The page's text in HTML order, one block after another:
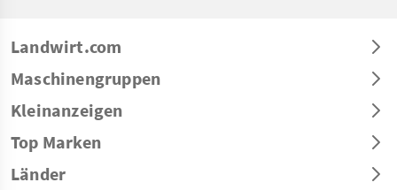
Landwirt.com
Maschinengruppen
Kleinanzeigen
Top Marken
Länder